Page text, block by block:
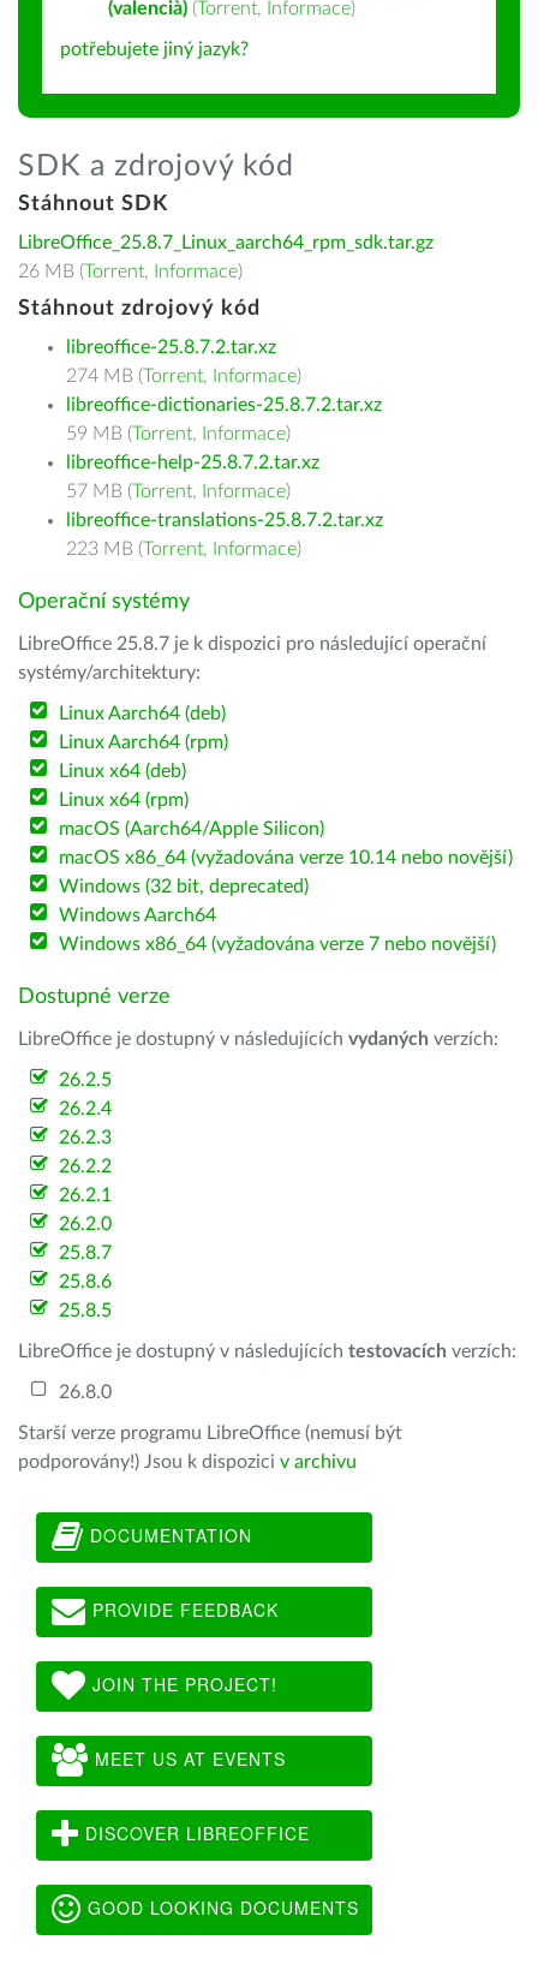
(valencià) (Torrent, Informace)
potřebujete jiný jazyk?
SDK a zdrojový kód
Stáhnout SDK
LibreOffice_25.8.7_Linux_aarch64_rpm_sdk.tar.gz
26 MB (Torrent, Informace)
Stáhnout zdrojový kód
libreoffice-25.8.7.2.tar.xz
274 MB (Torrent, Informace)
libreoffice-dictionaries-25.8.7.2.tar.xz
59 MB (Torrent, Informace)
libreoffice-help-25.8.7.2.tar.xz
57 MB (Torrent, Informace)
libreoffice-translations-25.8.7.2.tar.xz
223 MB (Torrent, Informace)
Operační systémy
LibreOffice 25.8.7 je k dispozici pro následující operační
systémy/architektury:
Linux Aarch64 (deb)
Linux Aarch64 (rpm)
Linux x64 (deb)
Linux x64 (rpm)
macOS (Aarch64/Apple Silicon)
macOS x86_64 (vyžadována verze 10.14 nebo novější)
Windows (32 bit, deprecated)
Windows Aarch64
Windows x86_64 (vyžadována verze 7 nebo novější)
Dostupné verze
LibreOffice je dostupný v následujících vydaných verzích:
26.2.5
26.2.4
26.2.3
26.2.2
26.2.1
26.2.0
25.8.7
25.8.6
25.8.5
LibreOffice je dostupný v následujících testovacích verzích:
26.8.0
Starší verze programu LibreOffice (nemusí být
podporovány!) Jsou k dispozici v archivu
DOCUMENTATION
PROVIDE FEEDBACK
JOIN THE PROJECT!
MEET US AT EVENTS
DISCOVER LIBREOFFICE
GOOD LOOKING DOCUMENTS